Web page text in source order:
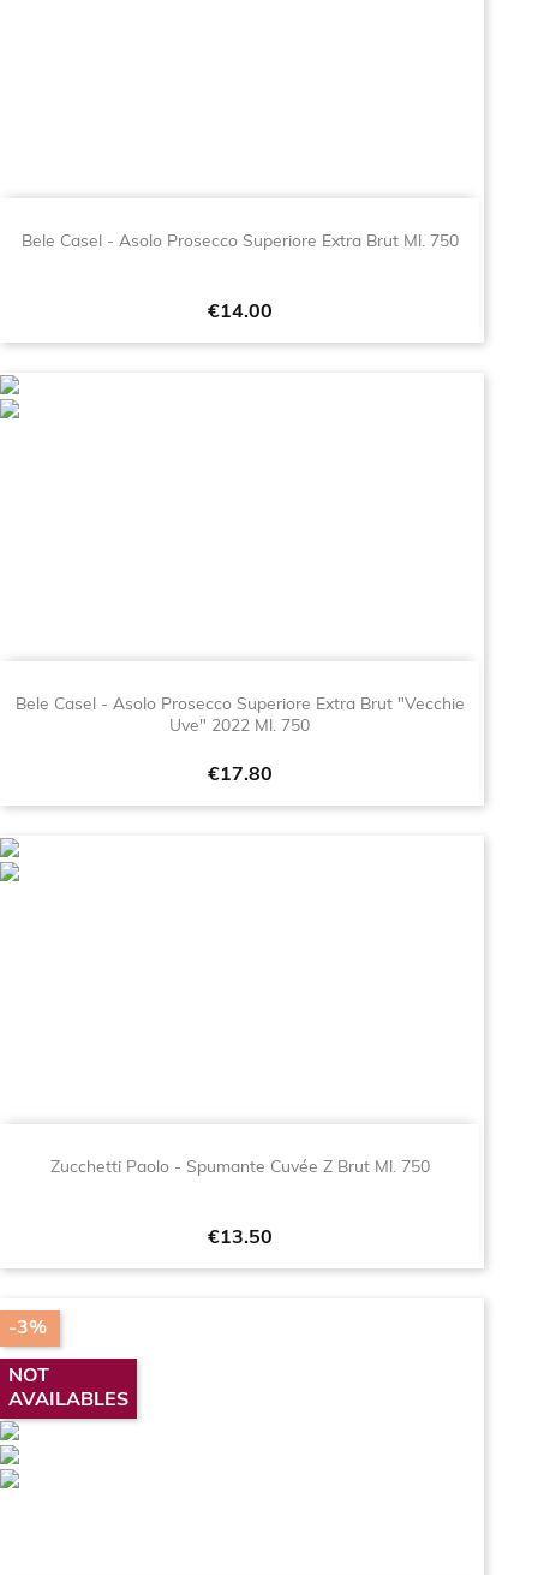
Bele Casel - Asolo Prosecco Superiore Extra Brut Ml. 750
Price
€14.00
Bele Casel - Asolo Prosecco Superiore Extra Brut "Vecchie
Uve" 2022 Ml. 750
Price
€17.80
Zucchetti Paolo - Spumante Cuvée Z Brut Ml. 750
Price
€13.50
-3%
NOT
AVAILABLES